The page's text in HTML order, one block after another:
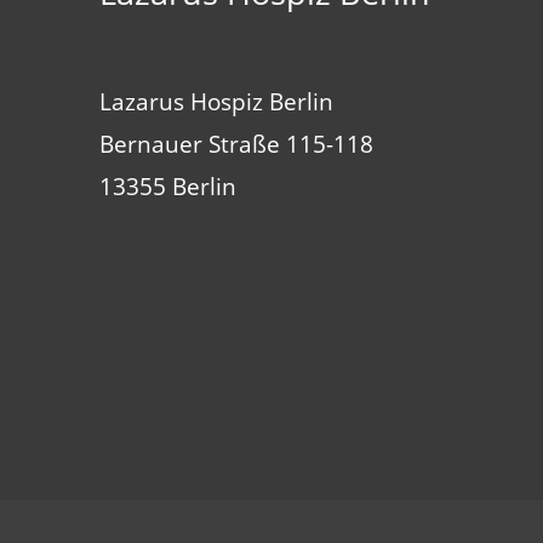
Lazarus Hospiz Berlin
Bernauer Straße 115-118
13355 Berlin